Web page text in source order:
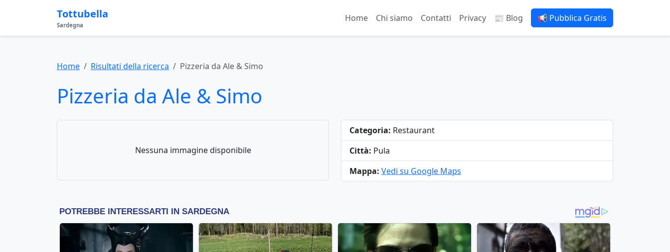
Tottubella
Sardegna
Home Chi siamo Contatti Privacy 📰 Blog 📢 Pubblica Gratis
Home Risultati della ricerca Pizzeria da Ale & Simo
Pizzeria da Ale & Simo
Nessuna immagine disponibile
Categoria: Restaurant
Città: Pula
Mappa: Vedi su Google Maps